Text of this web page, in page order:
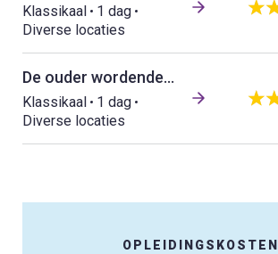
Klassikaal
1 dag
Diverse locaties
De ouder wordende huurder
Klassikaal
1 dag
Diverse locaties
OPLEIDINGSKOSTEN